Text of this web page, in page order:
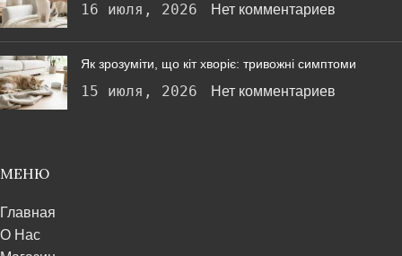
16 июля, 2026 Нет комментариев
Як зрозуміти, що кіт хворіє: тривожні симптоми
15 июля, 2026 Нет комментариев
МЕНЮ
Главная
О Нас